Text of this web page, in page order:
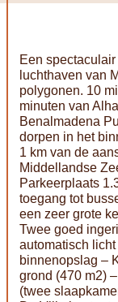
Een
luchthaven van
polygonen. 10
minuten van
Benalmadena
dorpen in het
1 km van de
Middellandse
Parkeerplaats
toegang tot
een zeer grote
Twee goed
automatisch
binnenopslag –
grond (470 m2)
(twee